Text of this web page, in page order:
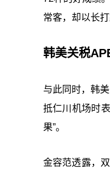
常客，却以长
韩美关税
与此同时，韩
抵仁川机场时
果”。
金容范透露，